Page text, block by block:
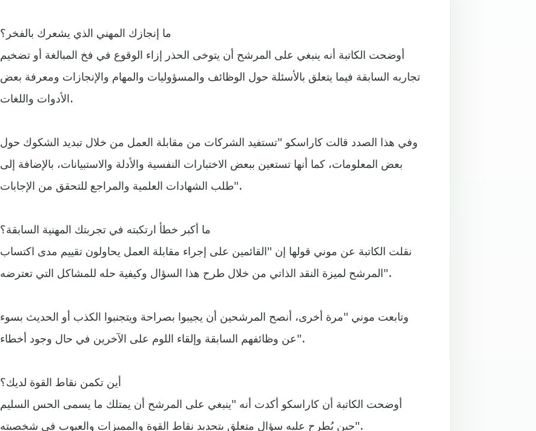
ما إنجازك المهني الذي يشعرك بالفخر؟
أوضحت الكاتبة أنه ينبغي على المرشح أن يتوخى الحذر إزاء الوقوع في فخ المبالغة أو تضخيم
تجاربه السابقة فيما يتعلق بالأسئلة حول الوظائف والمسؤوليات والمهام والإنجازات ومعرفة بعض
الأدوات واللغات.
وفي هذا الصدد قالت كاراسكو "تستفيد الشركات من مقابلة العمل من خلال تبديد الشكوك حول
بعض المعلومات، كما أنها تستعين ببعض الاختبارات النفسية والأدلة والاستبيانات، بالإضافة إلى
طلب الشهادات العلمية والمراجع للتحقق من الإجابات".
ما أكبر خطأ ارتكبته في تجربتك المهنية السابقة؟
نقلت الكاتبة عن موني قولها إن "القائمين على إجراء مقابلة العمل يحاولون تقييم مدى اكتساب
المرشح لميزة النقد الذاتي من خلال طرح هذا السؤال وكيفية حله للمشاكل التي تعترضه".
وتابعت موني "مرة أخرى، أنصح المرشحين أن يجيبوا بصراحة ويتجنبوا الكذب أو الحديث بسوء
عن وظائفهم السابقة وإلقاء اللوم على الآخرين في حال وجود أخطاء".
أين تكمن نقاط القوة لديك؟
أوضحت الكاتبة أن كاراسكو أكدت أنه "ينبغي على المرشح أن يمتلك ما يسمى الحس السليم
حين يُطرح عليه سؤال متعلق بتحديد نقاط القوة والمميزات والعيوب في شخصيته".